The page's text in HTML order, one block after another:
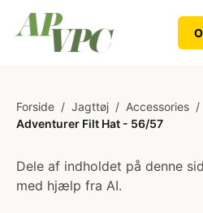
Forside / Jagttøj / Accessories /
Adventurer Filt Hat - 56/57
Dele af indholdet på denne
med hjælp fra AI.